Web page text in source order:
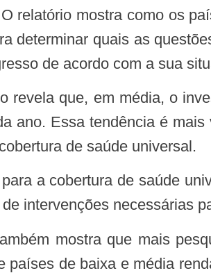
relatório mostra como os
determinar quais as
de acordo com a sua
ano. Essa tendência é
de saúde universal.
intervenções necessárias
países de baixa e média